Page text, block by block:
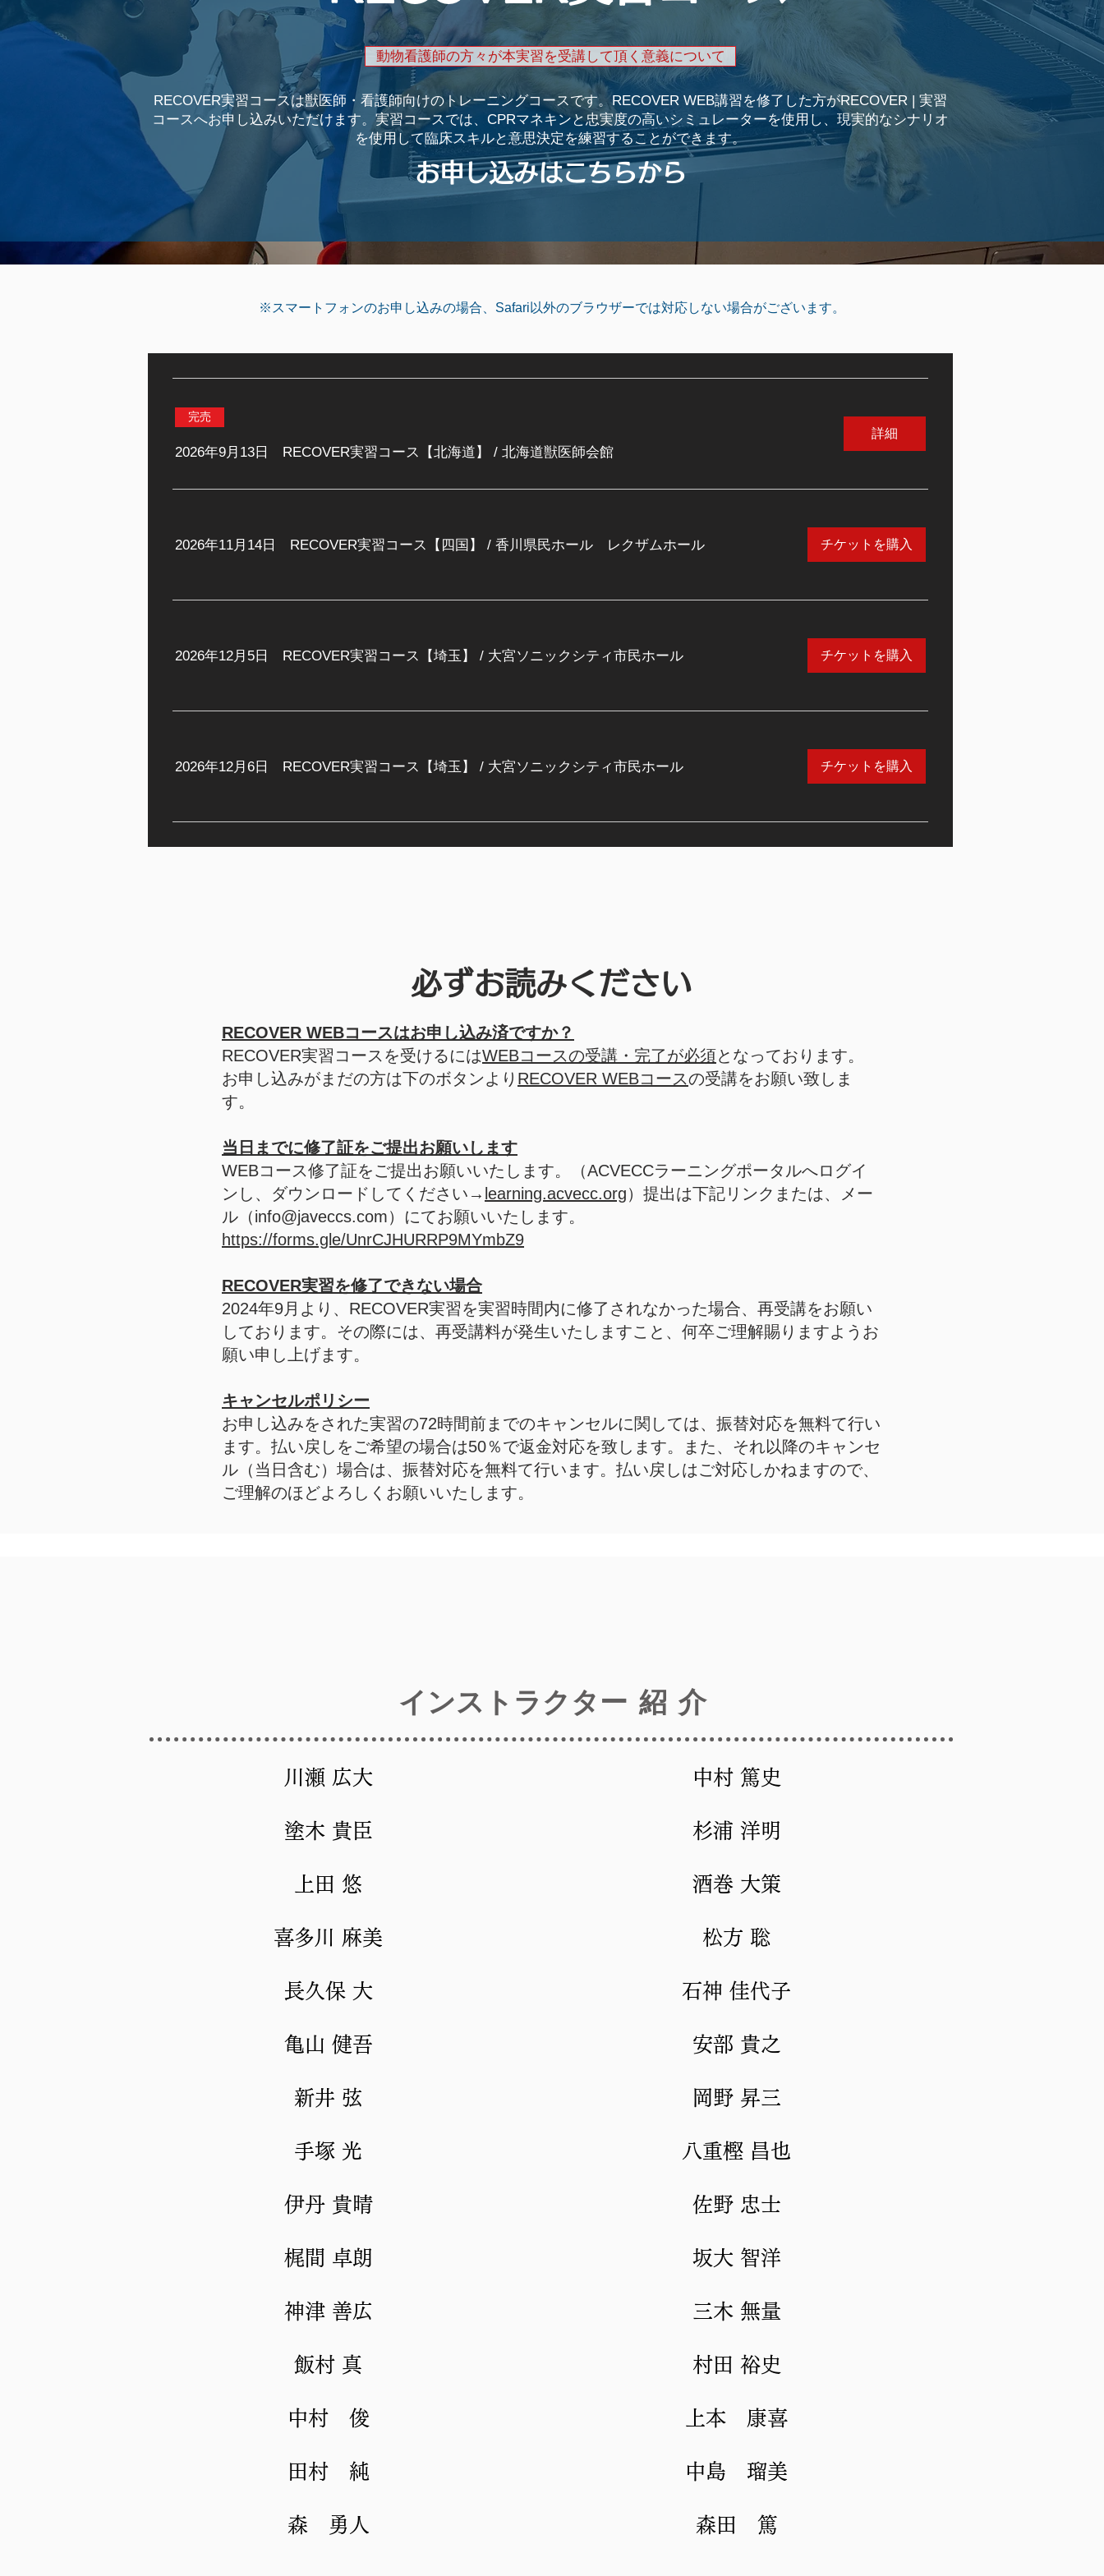
動物看護師の方々が本実習を受講して頂く意義について
RECOVER実習コースは獣医師・看護師向けのトレーニングコースです。RECOVER WEB講習を修了した方がRECOVER | 実習
コースへお申し込みいただけます。実習コースでは、CPRマネキンと忠実度の高いシミュレーターを使用し、現実的なシナリオ
を使用して臨床スキルと意思決定を練習することができます。
お申し込みはこちらから
※スマートフォンのお申し込みの場合、Safari以外のブラウザーでは対応しない場合がございます。
完売
2026年9月13日 RECOVER実習コース【北海道】 / 北海道獣医師会館
詳細
2026年11月14日 RECOVER実習コース【四国】 / 香川県民ホール レクザムホール チケットを購入
2026年12月5日 RECOVER実習コース【埼玉】 / 大宮ソニックシティ市民ホール チケットを購入
2026年12月6日 RECOVER実習コース【埼玉】 / 大宮ソニックシティ市民ホール チケットを購入
必ずお読みください
RECOVER WEBコースはお申し込み済ですか？
RECOVER実習コースを受けるにはWEBコースの受講・ 完了が必須となっております。
お申し込みがまだの方は下のボタンより RECOVER WEBコースの受講をお願い致しま
す。
当日までに修了証をご提出お願いします
WEBコース修了証をご提出お願いいたします。（ACVECCラーニングポータルへログイ
ンし、ダウンロードしてください→ learning.acvecc.org）提出は下記リンクまたは、メー
ル（info@javeccs.com）にてお願いいたします。
https://forms.gle/UnrCJHURRP9MYmbZ9
RECOVER実習を修了できない場合
2024年9月より、RECOVER実習を実習時間内に修了されなかった場合、再受講をお願い
しております。その際には、再受講料が発生いたしますこと、何卒ご理解賜りますようお
願い申し上げます。
キャンセルポリシー
お申し込みをされた実習の72時間前までのキャンセルに関しては、振替対応を無料て行い
ます。払い戻しをご希望の場合は50％で返金対応を致します。また、それ以降のキャンセ
ル（当日含む）場合は、振替対応を無料て行います。払い戻しはご対応しかねますので、
ご理解のほどよろしくお願いいたします。
インストラクター 紹 介
川瀬 広大
塗木 貴臣
上田 悠
喜多川 麻美
長久保 大
亀山 健吾
新井 弦
手塚 光
伊丹 貴晴
梶間 卓朗
神津 善広
飯村 真
中村 俊
田村 純
森 勇人
中村 篤史
杉浦 洋明
酒巻 大策
松方 聡
石神 佳代子
安部 貴之
岡野 昇三
八重樫 昌也
佐野 忠士
坂大 智洋
三木 無量
村田 裕史
上本 康喜
中島 瑠美
森田 篤